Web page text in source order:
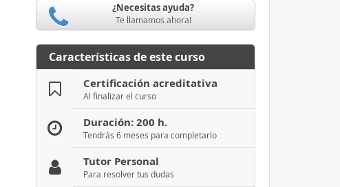
¿Necesitas ayuda?
Te llamamos ahora!
Características de este curso
Certificación acreditativa
Al finalizar el curso
Duración: 200 h.
Tendrás 6 meses para completarlo
Tutor Personal
Para resolver tus dudas